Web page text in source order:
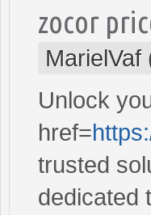
zocor
MarielVaf
Unlock
href=
trusted
dedicated